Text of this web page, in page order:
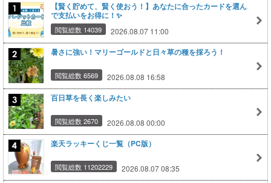
【賢く貯めて、賢く使おう！】あなたに合ったカードを選ん
で支払いをお得に！✨
閲覧総数 14039 2026.08.07 11:00
暑さに強い！マリーゴールドと日々草の種を採ろう！
閲覧総数 6569 2026.08.08 16:58
百日草を長く楽しみたい
閲覧総数 2670 2026.08.08 00:00
楽天ラッキーくじ一覧（PC版）
閲覧総数 11202229 2026.08.07 08:35